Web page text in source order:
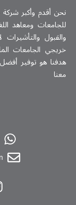
نحن أقدم وأكبر
للجامعات ومعاهد
والقبول
خريجي الجامعات
هدفنا هو توفير
معنا